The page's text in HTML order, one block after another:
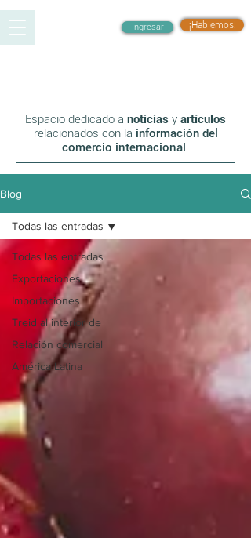
¡Hablemos!
Ingresar
Espacio dedicado a noticias y artículos
relacionados con la información del
comercio internacional.
Blog
Todas las entradas
Exportaciones
Importaciones
Treid al interior de
Relación comercial
América Latina
Todas las entradas